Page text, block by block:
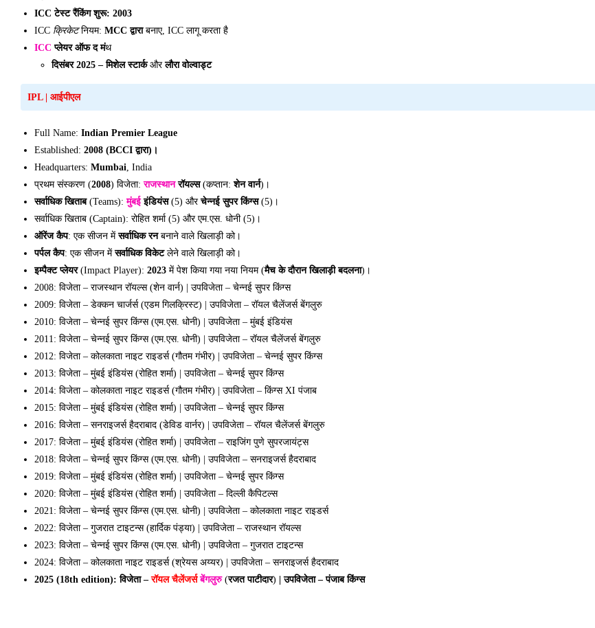
ICC टेस्ट रैंकिंग शुरू: 2003
ICC क्रिकेटनियम: MCC द्वाराबनाए, ICC लागू करता है
ICC प्लेयर ऑफ द मंथ
दिसंबर 2025 – मिशेल स्टार्कऔरलौरा वोल्वाड्ट
IPL| आईपीएल
Full Name: Indian Premier League
Established: 2008 (BCCI द्वारा)।
Headquarters: Mumbai, India
प्रथम संस्करण (2008) विजेता:राजस्थानरॉयल्स(कप्तान:शेन वार्न)।
सर्वाधिक खिताब(Teams):मुंबईइंडियंस(5) औरचेन्नई सुपर किंग्स(5)।
सर्वाधिक खिताब (Captain): रोहित शर्मा (5) और एम.एस. धोनी (5)।
ऑरेंज कैप: एक सीजन मेंसर्वाधिक रनबनाने वाले खिलाड़ी को।
पर्पल कैप: एक सीजन मेंसर्वाधिक विकेटलेने वाले खिलाड़ी को।
इम्पैक्ट प्लेयर(Impact Player): 2023 में पेश किया गया नया नियम (मैच के दौरान खिलाड़ी बदलना)।
2008: विजेता – राजस्थान रॉयल्स (शेन वार्न) | उपविजेता – चेन्नई सुपर किंग्स
2009: विजेता – डेक्कन चार्जर्स (एडम गिलक्रिस्ट) | उपविजेता – रॉयल चैलेंजर्स बेंगलुरु
2010: विजेता – चेन्नई सुपर किंग्स (एम.एस. धोनी) | उपविजेता – मुंबई इंडियंस
2011: विजेता – चेन्नई सुपर किंग्स (एम.एस. धोनी) | उपविजेता – रॉयल चैलेंजर्स बेंगलुरु
2012: विजेता – कोलकाता नाइट राइडर्स (गौतम गंभीर) | उपविजेता – चेन्नई सुपर किंग्स
2013: विजेता – मुंबई इंडियंस (रोहित शर्मा) | उपविजेता – चेन्नई सुपर किंग्स
2014: विजेता – कोलकाता नाइट राइडर्स (गौतम गंभीर) | उपविजेता – किंग्स XI पंजाब
2015: विजेता – मुंबई इंडियंस (रोहित शर्मा) | उपविजेता – चेन्नई सुपर किंग्स
2016: विजेता – सनराइजर्स हैदराबाद (डेविड वार्नर) | उपविजेता – रॉयल चैलेंजर्स बेंगलुरु
2017: विजेता – मुंबई इंडियंस (रोहित शर्मा) | उपविजेता – राइजिंग पुणे सुपरजायंट्स
2018: विजेता – चेन्नई सुपर किंग्स (एम.एस. धोनी) | उपविजेता – सनराइजर्स हैदराबाद
2019: विजेता – मुंबई इंडियंस (रोहित शर्मा) | उपविजेता – चेन्नई सुपर किंग्स
2020: विजेता – मुंबई इंडियंस (रोहित शर्मा) | उपविजेता – दिल्ली कैपिटल्स
2021: विजेता – चेन्नई सुपर किंग्स (एम.एस. धोनी) | उपविजेता – कोलकाता नाइट राइडर्स
2022: विजेता – गुजरात टाइटन्स (हार्दिक पंड्या) | उपविजेता – राजस्थान रॉयल्स
2023: विजेता – चेन्नई सुपर किंग्स (एम.एस. धोनी) | उपविजेता – गुजरात टाइटन्स
2024: विजेता – कोलकाता नाइट राइडर्स (श्रेयस अय्यर) | उपविजेता – सनराइजर्स हैदराबाद
2025 (18th edition): विजेता –रॉयल चैलेंजर्सबेंगलुरु(रजत पाटीदार) | उपविजेता – पंजाब किंग्स